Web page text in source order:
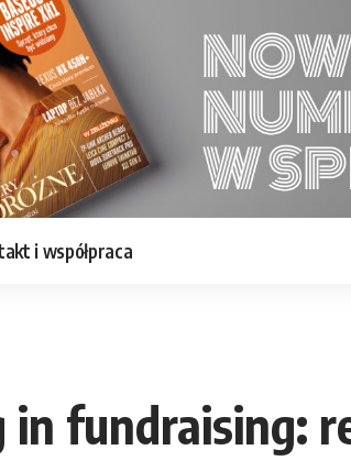
i współpraca
in fundraising: